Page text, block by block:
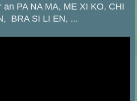
PA NA MA, ME XI KO, CHI
BRA SI LI EN, ...